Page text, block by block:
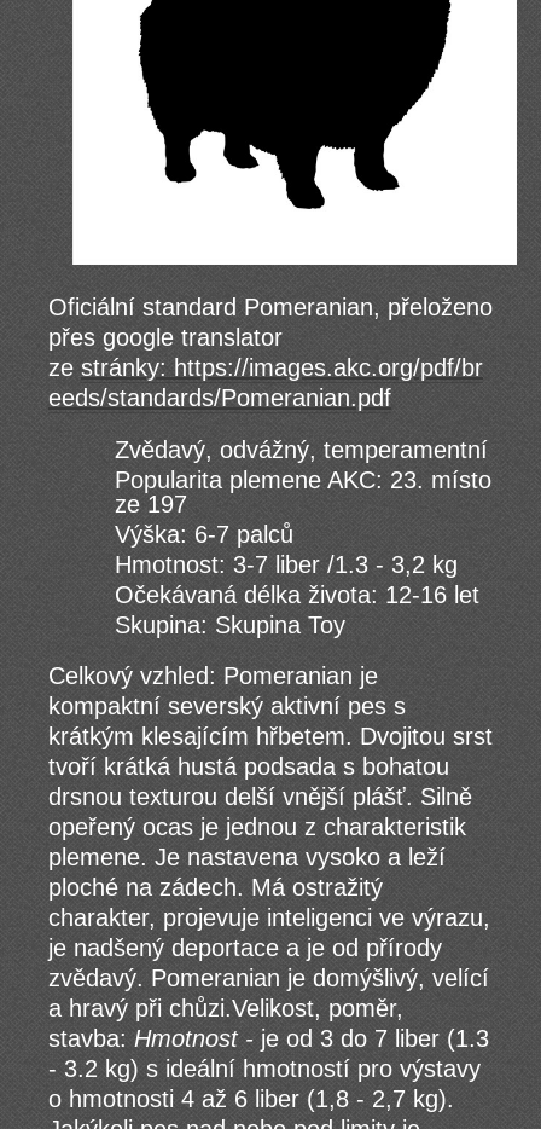
Oficiální standard Pomeranian, přeloženo
přes google translator
ze stránky: https://images.akc.org/pdf/br
eeds/standards/Pomeranian.pdf
Zvědavý, odvážný, temperamentní
Popularita plemene AKC: 23. místo
ze 197
Výška: 6-7 palců
Hmotnost: 3-7 liber /1.3 - 3,2 kg
Očekávaná délka života: 12-16 let
Skupina: Skupina Toy
Celkový vzhled: Pomeranian je
kompaktní severský aktivní pes s
krátkým klesajícím hřbetem. Dvojitou srst
tvoří krátká hustá podsada s bohatou
drsnou texturou delší vnější plášť. Silně
opeřený ocas je jednou z charakteristik
plemene. Je nastavena vysoko a leží
ploché na zádech. Má ostražitý
charakter, projevuje inteligenci ve výrazu,
je nadšený deportace a je od přírody
zvědavý. Pomeranian je domýšlivý, velící
a hravý při chůzi.Velikost, poměr,
stavba: Hmotnost - je od 3 do 7 liber (1.3
- 3.2 kg) s ideální hmotností pro výstavy
o hmotnosti 4 až 6 liber (1,8 - 2,7 kg).